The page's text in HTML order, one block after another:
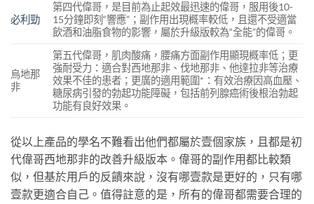
必利勁
第四代偉哥，是目前為止起效最迅速的偉哥，服用後10-
15分鐘即刻“響應”；副作用出現概率較低，且還不受適當
飲酒和油脂食物的影響，屬於升級版較為“全能”的偉哥。
烏地那
非
第五代偉哥，肌肉酸痛，腰痛方面副作用顯現概率低；更
強耐受力：適合對西地那非、伐地那非、他達拉非等治療
效果不佳的患者；更廣的適用範圍*：有效治療因高血壓、
糖尿病引發的勃起功能障礙，包括前列腺癌術後根治勃起
功能有良好效果。
從以上產品的學名不難看出他們都屬於壹個家族，且都是初
代偉哥西地那非的改善升級版本。偉哥的副作用都比較類
似，但基於用戶的反饋來說，沒有哪壹款是更好的，只有哪
壹款更適合自己。值得註意的是，所有的偉哥都需要合理的